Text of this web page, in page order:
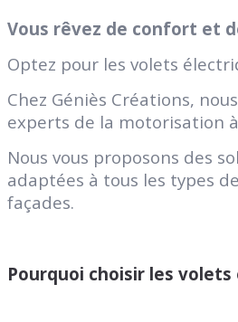
Vous rêvez de confort et
Optez pour les volets
Chez Géniès Créations,
experts de la motorisation
Nous vous proposons des
adaptées à tous les types
façades.
Pourquoi choisir les volets